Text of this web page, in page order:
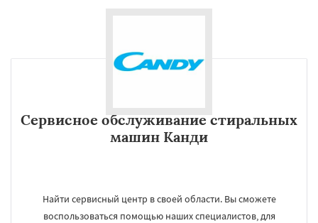
Сервисное обслуживание стиральных
машин Канди
Найти сервисный центр в своей области. Вы сможете
воспользоваться помощью наших специалистов, для